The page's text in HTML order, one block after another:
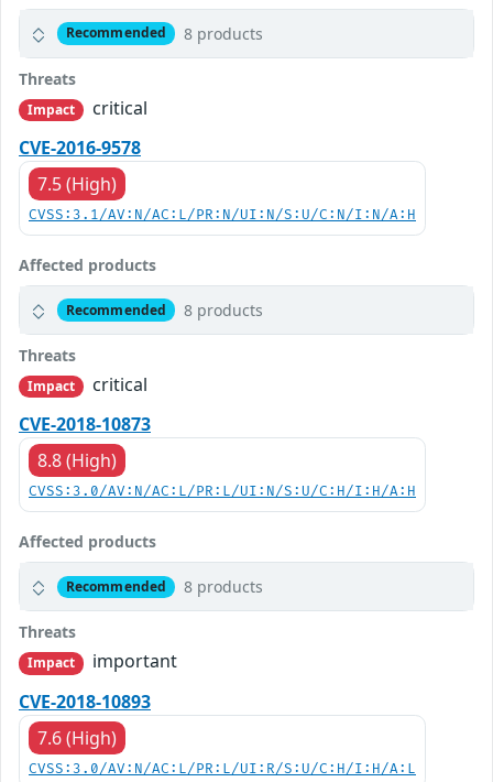
Recommended 8 products
Threats
Impact
critical
CVE-2016-9578
7.5 (High)
CVSS:3.1/AV:N/AC:L/PR:N/UI:N/S:U/C:N/I:N/A:H
Affected products
Recommended 8 products
Threats
Impact
critical
CVE-2018-10873
8.8 (High)
CVSS:3.0/AV:N/AC:L/PR:L/UI:N/S:U/C:H/I:H/A:H
Affected products
Recommended 8 products
Threats
Impact
important
CVE-2018-10893
7.6 (High)
CVSS:3.0/AV:N/AC:L/PR:L/UI:R/S:U/C:H/I:H/A:L